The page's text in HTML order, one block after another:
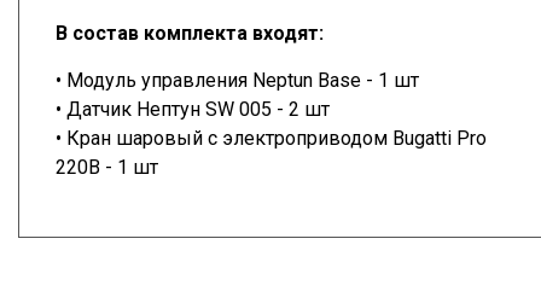
В состав комплекта входят:
• Модуль управления Neptun Base - 1 шт
• Датчик Нептун SW 005 - 2 шт
• Кран шаровый с электроприводом Bugatti Pro
220В - 1 шт